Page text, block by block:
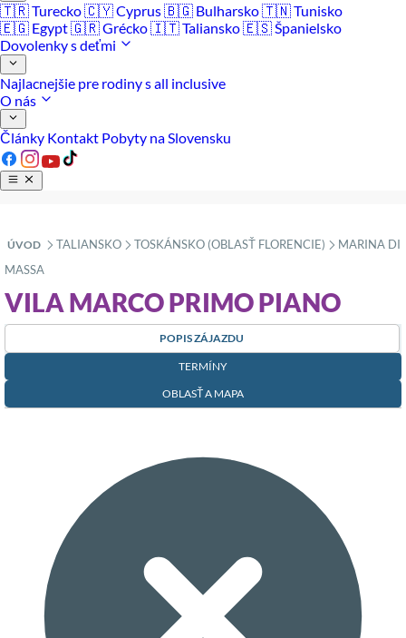
🇹🇷 Turecko🇨🇾 Cyprus🇧🇬 Bulharsko🇹🇳 Tunisko
🇪🇬 Egypt🇬🇷 Grécko🇮🇹 Taliansko🇪🇸 Španielsko
Dovolenky s deťmi
Najlacnejšie pre rodiny s all inclusive
O nás
Články Kontakt Pobyty na Slovensku
ÚVOD »
TALIANSKO »
TOSKÁNSKO (OBLASŤ FLORENCIE) »
MARINA DI
MASSA
VILA MARCO PRIMO PIANO
POPIS ZÁJAZDU
TERMÍNY
OBLASŤ A MAPA